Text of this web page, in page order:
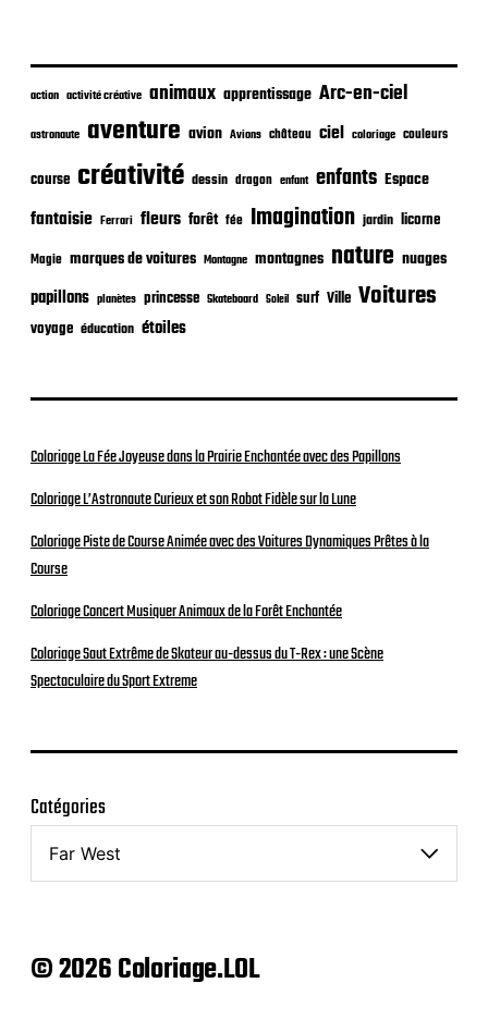
l
i
a
i
n
action activité créative animaux apprentissage Arc-en-ciel
astronaute aventure avion Avions château ciel coloriage couleurs
course créativité dessin dragon enfant enfants Espace
fantaisie Ferrari fleurs forêt fée Imagination jardin licorne
Magie marques de voitures Montagne montagnes nature nuages
papillons planètes princesse Skateboard Soleil surf Ville Voitures
voyage éducation étoiles
Coloriage La Fée Joyeuse dans la Prairie Enchantée avec des Papillons
Coloriage L’Astronaute Curieux et son Robot Fidèle sur la Lune
Coloriage Piste de Course Animée avec des Voitures Dynamiques Prêtes à la
Course
Coloriage Concert Musiquer Animaux de la Forêt Enchantée
Coloriage Saut Extrême de Skateur au-dessus du T-Rex : une Scène
Spectaculaire du Sport Extreme
Catégories
© 2026 Coloriage.LOL